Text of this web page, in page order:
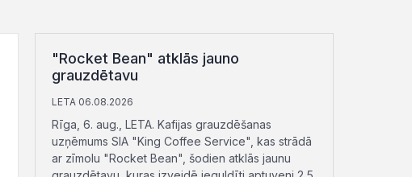
"Rocket Bean" atklās jauno
grauzdētavu
LETA 06.08.2026
Rīga, 6. aug., LETA. Kafijas grauzdēšanas
uzņēmums SIA "King Coffee Service", kas strādā
ar zīmolu "Rocket Bean", šodien atklās jaunu